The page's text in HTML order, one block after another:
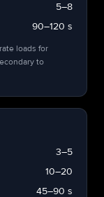
5–8
90–120 s
loads for
to
3–5
10–20
45–90 s